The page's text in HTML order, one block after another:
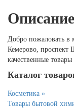
Описание
Добро пожаловать в
Кемерово, проспект
качественные
Каталог
Косметика »
Товары бытовой